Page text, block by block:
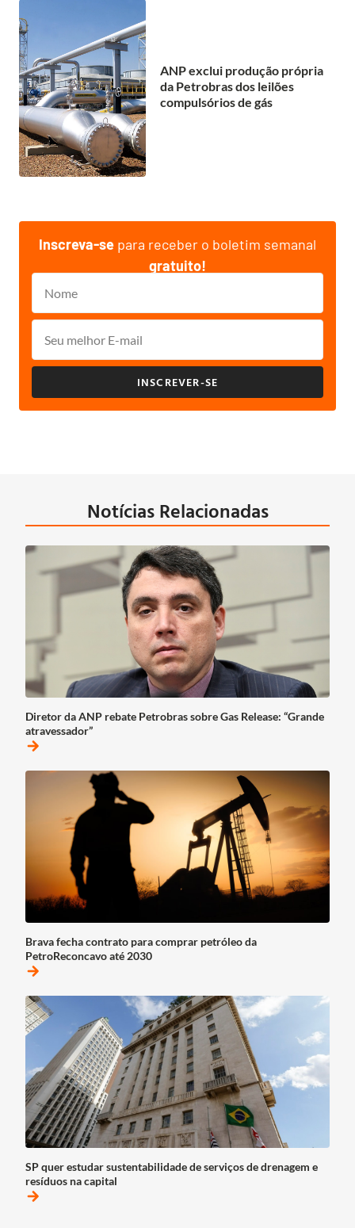
ANP exclui produção própria
da Petrobras dos leilões
compulsórios de gás
Inscreva-se para receber o boletim semanal
gratuito!
INSCREVER-SE
Notícias Relacionadas
Diretor da ANP rebate Petrobras sobre Gas Release: “Grande
atravessador”
arrow_forward
Brava fecha contrato para comprar petróleo da
PetroReconcavo até 2030
arrow_forward
SP quer estudar sustentabilidade de serviços de drenagem e
resíduos na capital
arrow_forward